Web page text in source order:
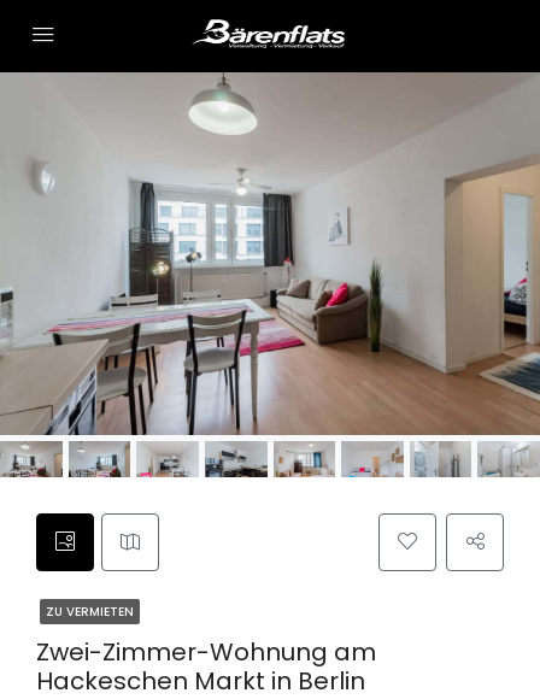
ZU VERMIETEN
Zwei-Zimmer-Wohnung am
Hackeschen Markt in Berlin